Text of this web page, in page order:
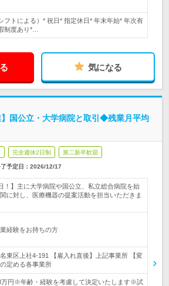
フトによる）* 祝日* 指定休日* 年末年始* 年次有
制度あり*…
気になる
国公立・大学病院と取引◆残業月平均
完全週休2日制 第二新卒歓迎
予定日： 2026/12/17
！】主に大学病院や国公立、私立総合病院を始
に対し、医療機器の提案活動を担当いただきま
経験をお持ちの方
東区上社4-191 【雇入れ直後】上記事業所 【変
定める各事業所
万円※年齢・経験を考慮して決定いたします※試